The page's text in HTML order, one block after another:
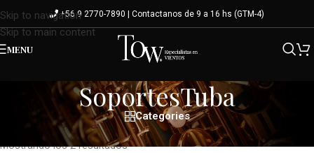
Skip to navigation
Skip to main content
+56 9 2770-7890 | Contactanos de 9 a 16 hs (GTM-4)
MENU
SoportesTuba
Categories
Accesorios para metales/Tuba/SoportesTuba
Mostrando los 2 resultados